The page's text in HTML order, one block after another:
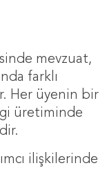
mevzuat,
farklı
Her üyenin bir
üretiminde
ilişkilerinde